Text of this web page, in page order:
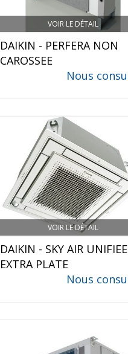
VOIR LE DÉTAIL
DAIKIN - PERFERA NON
CAROSSEE
Nous
VOIR LE DÉTAIL
DAIKIN - SKY AIR UNIFIEE
EXTRA PLATE
Nous